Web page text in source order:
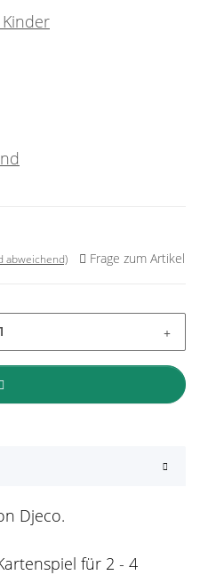
abweichend) Frage zum Artikel
Djeco.
für 2 - 4